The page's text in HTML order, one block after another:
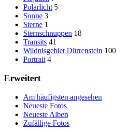
Polarlicht 5
Sonne 3
Sterne 1
Sternschnuppen 18
Transits 41
Wildnisgebiet Dürrenstein 100
Portrait 4
Erweitert
Am häufigsten angesehen
Neueste Fotos
Neueste Alben
Zufällige Fotos